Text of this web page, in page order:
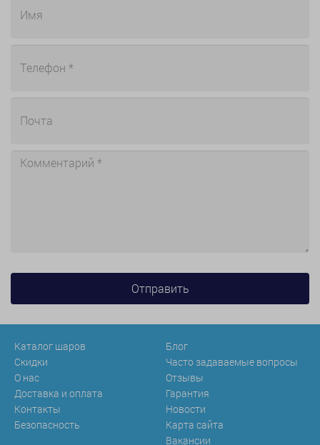
Каталог шаров
Скидки
О нас
Доставка и оплата
Контакты
Безопасность
Блог
Часто задаваемые вопросы
Отзывы
Гарантия
Новости
Карта сайта
Вакансии